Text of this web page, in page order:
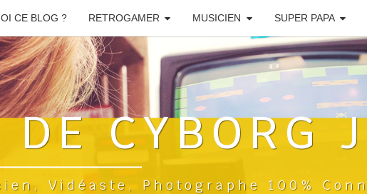
CE BLOG ? RETROGAMER MUSICIEN SUPER PAPA
CYBORG
Vidéaste, Photographe 100%